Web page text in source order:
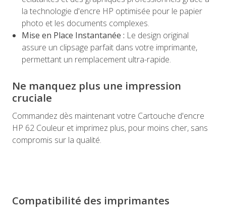
la technologie d'encre HP optimisée pour le papier
photo et les documents complexes.
Mise en Place Instantanée : Le design original
assure un clipsage parfait dans votre imprimante,
permettant un remplacement ultra-rapide.
Ne manquez plus une impression
cruciale
Commandez dès maintenant votre Cartouche d'encre
HP 62 Couleur et imprimez plus, pour moins cher, sans
compromis sur la qualité.
Compatibilité des imprimantes